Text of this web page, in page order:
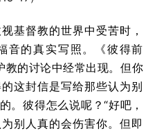
基督教的世界中受苦时，
音的真实写照。《彼得前
的讨论中经常出现。但你
这封信是写给那些认为别
。彼得怎么说呢？“好吧，
别人真的会伤害你。但即